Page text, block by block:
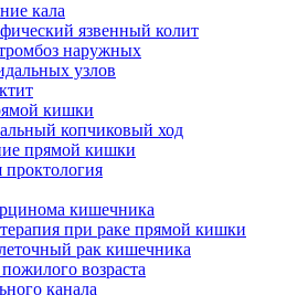
кала
язвенный колит
наружных
узлов
кишки
копчиковый ход
прямой кишки
проктология
кишечника
при раке прямой кишки
рак кишечника
возраста
канала